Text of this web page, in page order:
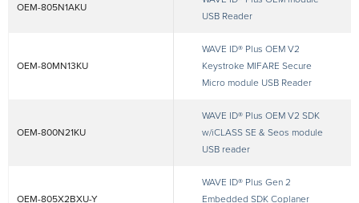
OEM-805N1AKU
USB Reader
OEM-80MN13KU
WAVE ID® Plus OEM V2
Keystroke MIFARE Secure
Micro module USB Reader
OEM-800N21KU
WAVE ID® Plus OEM V2 SDK
w/iCLASS SE & Seos module
USB reader
OEM-805X2BXU-Y
WAVE ID® Plus Gen 2
Embedded SDK Coplaner